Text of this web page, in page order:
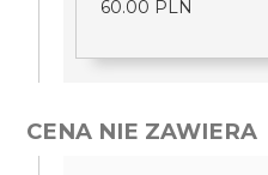
60.00 PLN
CENA NIE ZAWIERA